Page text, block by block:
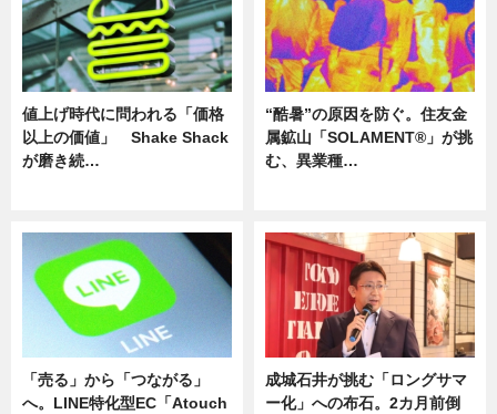
値上げ時代に問われる「価格
以上の価値」 Shake Shack
が磨き続…
“酷暑”の原因を防ぐ。住友金
属鉱山「SOLAMENT®」が挑
む、異業種…
「売る」から「つながる」
へ。LINE特化型EC「Atouch
成城石井が挑む「ロングサマ
ー化」への布石。2カ月前倒